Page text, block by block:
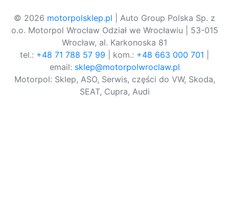
© 2026 motorpolsklep.pl | Auto Group Polska Sp. z
o.o. Motorpol Wrocław Odział we Wrocławiu | 53-015
Wrocław, al. Karkonoska 81
tel.: +48 71 788 57 99 | kom.: +48 663 000 701
email: sklep@motorpolwroclaw.pl
Motorpol: Sklep, ASO, Serwis, części do VW, Skoda,
SEAT, Cupra, Audi